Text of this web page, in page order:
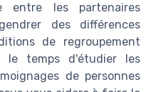
entre les partenaires
des différences
de regroupement
le temps d'étudier les
de personnes